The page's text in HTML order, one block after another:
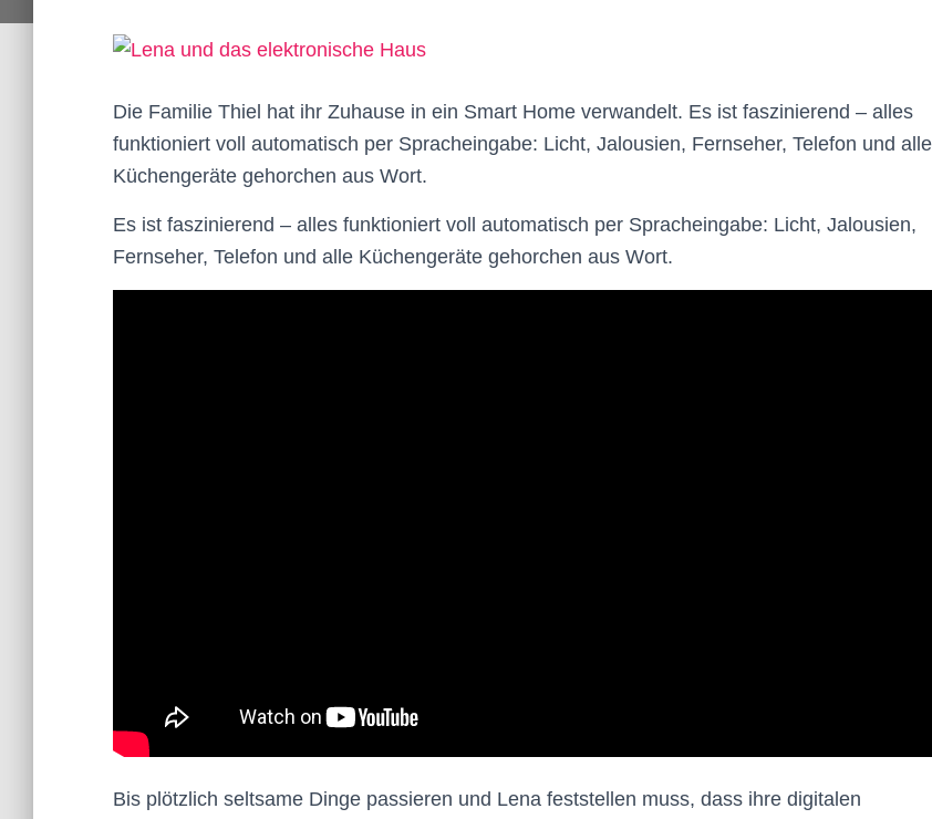
Die Familie Thiel hat ihr Zuhause in ein Smart Home verwandelt. Es ist faszinierend – alles
funktioniert voll automatisch per Spracheingabe: Licht, Jalousien, Fernseher, Telefon und alle
Küchengeräte gehorchen aus Wort.
Es ist faszinierend – alles funktioniert voll automatisch per Spracheingabe: Licht, Jalousien,
Fernseher, Telefon und alle Küchengeräte gehorchen aus Wort.
Bis plötzlich seltsame Dinge passieren und Lena feststellen muss, dass ihre digitalen